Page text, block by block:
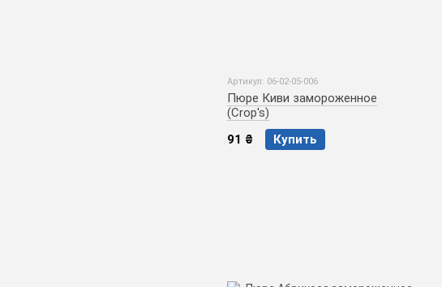
Артикул: 06-02-05-006
Пюре Киви замороженное
(Crop's)
91 ₴
Купить